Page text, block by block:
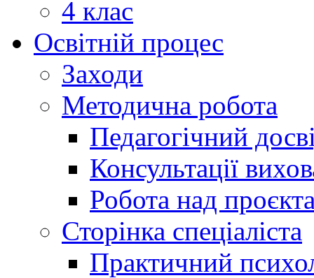
4 клас
Освітній процес
Заходи
Методична робота
Педагогічний
Консультації
Робота над
Сторінка спеціаліста
Практичний